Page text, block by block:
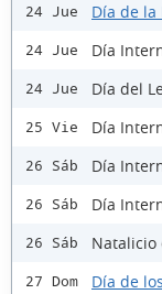
24 Jue Día de la
24 Jue Día
24 Jue Día del
25 Vie Día
26 Sáb Día
26 Sáb Día
26 Sáb Natalicio
27 Dom Día de